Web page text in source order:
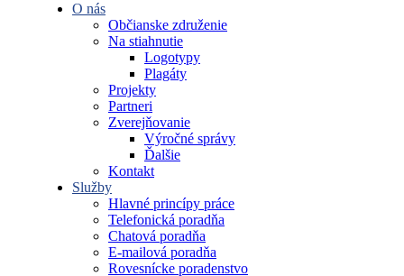
O nás
Občianske združenie
Na stiahnutie
Logotypy
Plagáty
Projekty
Partneri
Zverejňovanie
Výročné správy
Ďalšie
Kontakt
Služby
Hlavné princípy práce
Telefonická poradňa
Chatová poradňa
E-mailová poradňa
Rovesnícke poradenstvo